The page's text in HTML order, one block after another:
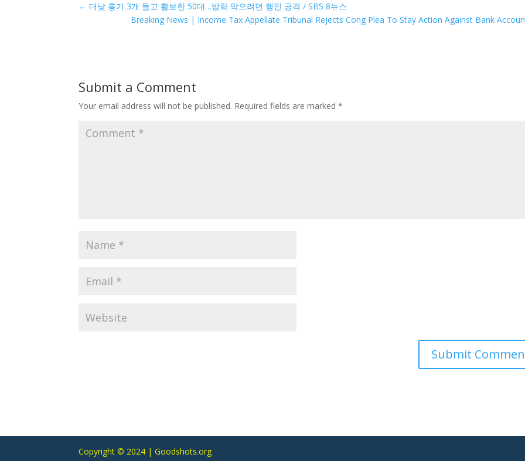
← 대낮 흉기 3개 들고 활보한 50대…방화 막으려던 행인 공격 / SBS 8뉴스
Breaking News | Income Tax Appellate Tribunal Rejects Cong Plea To Stay Action Against Bank
Submit a Comment
Your email address will not be published. Required fields are marked*
Copyright © 2024 | Goodshots.org